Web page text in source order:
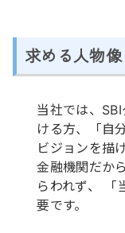
求める人物像
当社では、
ける方、「自
ビジョンを描
金融機関だか
らわれず、 「
要です。